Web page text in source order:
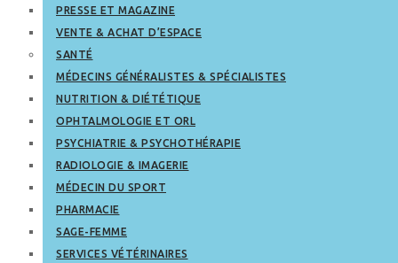
PRESSE ET MAGAZINE
VENTE & ACHAT D’ESPACE
SANTÉ
MÉDECINS GÉNÉRALISTES & SPÉCIALISTES
NUTRITION & DIÉTÉTIQUE
OPHTALMOLOGIE ET ORL
PSYCHIATRIE & PSYCHOTHÉRAPIE
RADIOLOGIE & IMAGERIE
MÉDECIN DU SPORT
PHARMACIE
SAGE-FEMME
SERVICES VÉTÉRINAIRES